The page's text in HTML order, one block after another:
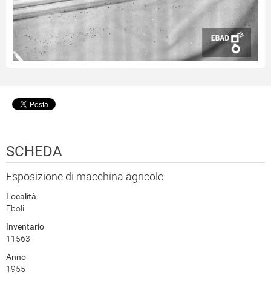
SCHEDA
Esposizione di macchina agricole
Località
Eboli
Inventario
11563
Anno
1955